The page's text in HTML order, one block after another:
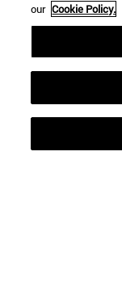
Accesos directos
our Cookie Policy.